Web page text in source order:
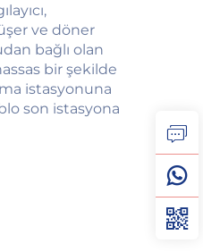
ve döner
bağlı olan
bir şekilde
istasyonuna
son istasyona